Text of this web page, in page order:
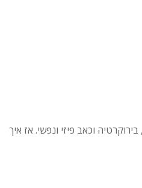
וכאב פיזי ונפשי. אז איך